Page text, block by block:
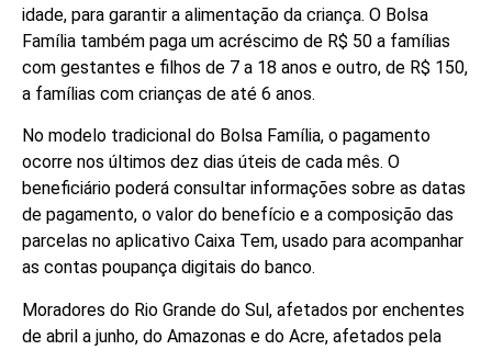
idade, para garantir a alimentação da criança. O Bolsa
Família também paga um acréscimo de R$ 50 a famílias
com gestantes e filhos de 7 a 18 anos e outro, de R$ 150,
a famílias com crianças de até 6 anos.
No modelo tradicional do Bolsa Família, o pagamento
ocorre nos últimos dez dias úteis de cada mês. O
beneficiário poderá consultar informações sobre as datas
de pagamento, o valor do benefício e a composição das
parcelas no aplicativo Caixa Tem, usado para acompanhar
as contas poupança digitais do banco.
Moradores do Rio Grande do Sul, afetados por enchentes
de abril a junho, do Amazonas e do Acre, afetados pela